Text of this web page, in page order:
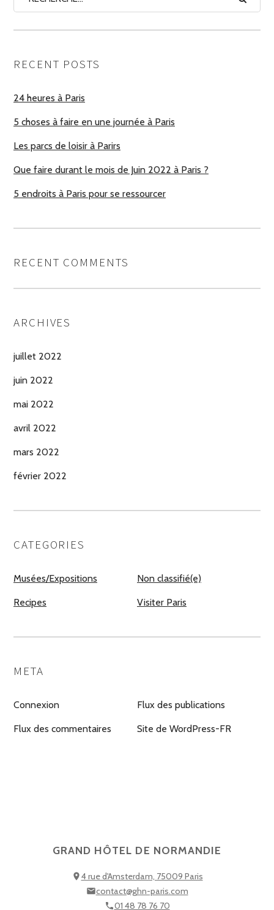
RECENT POSTS
24 heures à Paris
5 choses à faire en une journée à Paris
Les parcs de loisir à Parirs
Que faire durant le mois de Juin 2022 à Paris ?
5 endroits à Paris pour se ressourcer
RECENT COMMENTS
ARCHIVES
juillet 2022
juin 2022
mai 2022
avril 2022
mars 2022
février 2022
CATEGORIES
Musées/Expositions Non classifié(e)
Recipes Visiter Paris
META
Connexion Flux des publications
Flux des commentaires Site de WordPress-FR
GRAND HÔTEL DE NORMANDIE
4 rue d'Amsterdam, 75009 Paris
contact@ghn-paris.com
01 48 78 76 70